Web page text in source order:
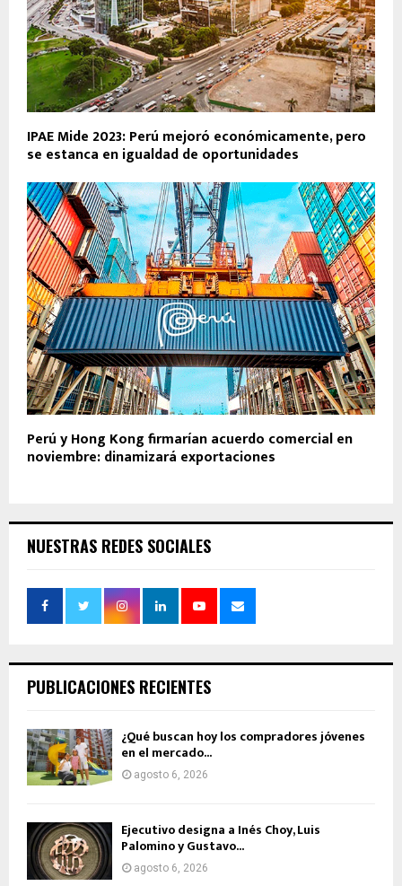
IPAE Mide 2023: Perú mejoró económicamente, pero
se estanca en igualdad de oportunidades
Perú y Hong Kong firmarían acuerdo comercial en
noviembre: dinamizará exportaciones
NUESTRAS REDES SOCIALES
PUBLICACIONES RECIENTES
¿Qué buscan hoy los compradores jóvenes
en el mercado...
agosto 6, 2026
Ejecutivo designa a Inés Choy, Luis
Palomino y Gustavo...
agosto 6, 2026